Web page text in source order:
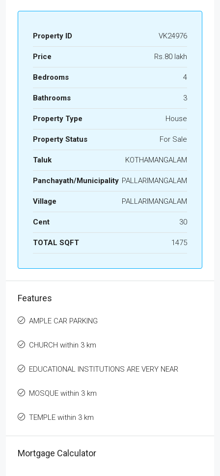
Property ID VK24976
Price Rs.80 lakh
Bedrooms 4
Bathrooms 3
Property Type House
Property Status For Sale
Taluk KOTHAMANGALAM
Panchayath/Municipality PALLARIMANGALAM
Village PALLARIMANGALAM
Cent 30
TOTAL SQFT 1475
Features
AMPLE CAR PARKING
CHURCH within 3 km
EDUCATIONAL INSTITUTIONS ARE VERY NEAR
MOSQUE within 3 km
TEMPLE within 3 km
Mortgage Calculator